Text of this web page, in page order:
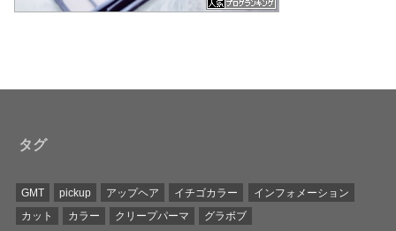
タグ
GMT pickup アップヘア イチゴカラー
インフォメーション
カット
カラー クリープパーマ
グラボブ